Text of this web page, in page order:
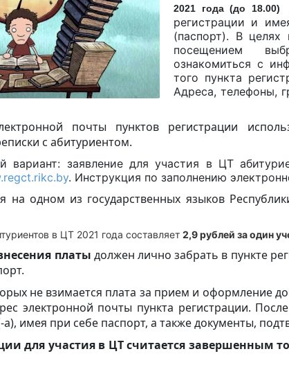
2021 года (до 18.00)
регистрации и
(паспорт). В целях
посещением
ознакомиться с
того пункта
Адреса, телефоны,
почты пунктов регистрации
с абитуриентом.
вариант: заявление для участия в ЦТ
. Инструкция по заполнению
на одном из государственных языков
в ЦТ 2021 года составляет 2,9 рублей за один
платы должен лично забрать в пункте
не взимается плата за прием и оформление
электронной почты пункта регистрации.
а), имея при себе паспорт, а также документы,
для участия в ЦТ считается завершенным